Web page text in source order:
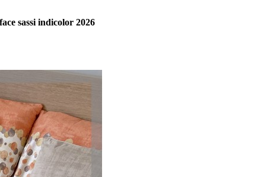
sassi indicolor 2026